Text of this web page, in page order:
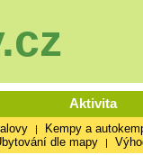
Aktivita
| Kempy a
dle mapy |